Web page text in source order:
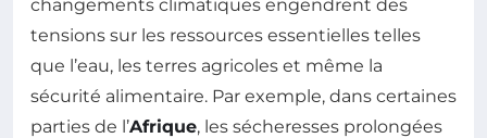
changements climatiques engendrent des
tensions sur les ressources essentielles telles
que l’eau, les terres agricoles et même la
sécurité alimentaire. Par exemple, dans certaines
parties de l’Afrique, les sécheresses prolongées